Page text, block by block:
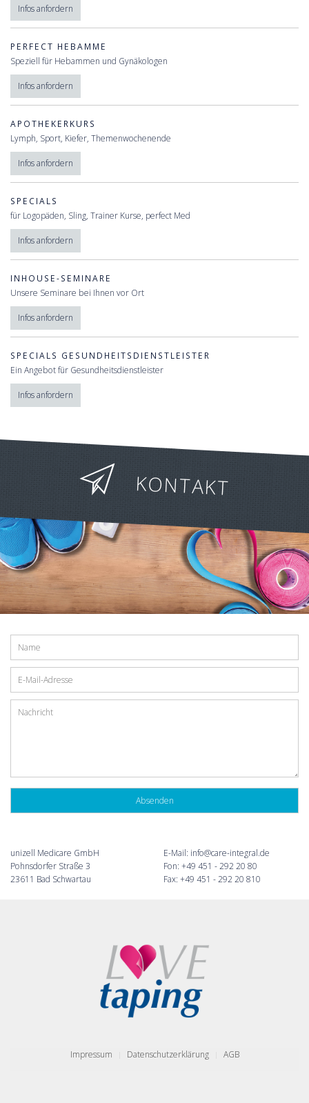
Infos anfordern
PERFECT HEBAMME
Speziell für Hebammen und Gynäkologen
Infos anfordern
APOTHEKERKURS
Lymph, Sport, Kiefer, Themenwochenende
Infos anfordern
SPECIALS
für Logopäden, Sling, Trainer Kurse, perfect Med
Infos anfordern
INHOUSE-SEMINARE
Unsere Seminare bei Ihnen vor Ort
Infos anfordern
SPECIALS GESUNDHEITSDIENSTLEISTER
Ein Angebot für Gesundheitsdienstleister
Infos anfordern
KONTAKT
unizell Medicare GmbH
Pohnsdorfer Straße 3
23611 Bad Schwartau
E-Mail: info@care-integral.de
Fon: +49 451 - 292 20 80
Fax: +49 451 - 292 20 810
Impressum Datenschutzerklärung AGB